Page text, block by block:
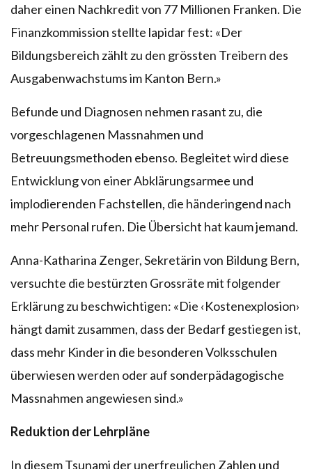
daher einen Nachkredit von 77 Millionen Franken. Die
Finanzkommission stellte lapidar fest: «Der
Bildungsbereich zählt zu den grössten Treibern des
Ausgabenwachstums im Kanton Bern.»
Befunde und Diagnosen nehmen rasant zu, die
vorgeschlagenen Massnahmen und
Betreuungsmethoden ebenso. Begleitet wird diese
Entwicklung von einer Abklärungsarmee und
implodierenden Fachstellen, die händeringend nach
mehr Personal rufen. Die Übersicht hat kaum jemand.
Anna-Katharina Zenger, Sekretärin von Bildung Bern,
versuchte die bestürzten Grossräte mit folgender
Erklärung zu beschwichtigen: «Die ‹Kostenexplosion›
hängt damit zusammen, dass der Bedarf gestiegen ist,
dass mehr Kinder in die besonderen Volksschulen
überwiesen werden oder auf sonderpädagogische
Massnahmen angewiesen sind.»
Reduktion der Lehrpläne
In diesem Tsunami der unerfreulichen Zahlen und